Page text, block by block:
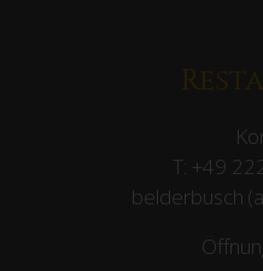
T: +49
belderbusch